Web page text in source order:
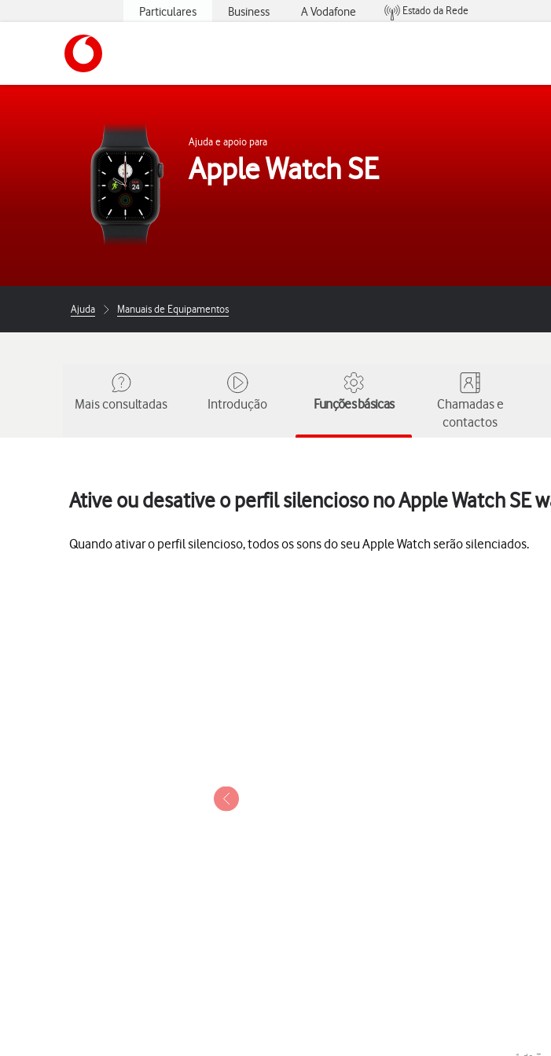
Particulares Business A Vodafone
Estado da Rede
Ajuda e apoio para
Apple Watch SE
Ajuda Manuais de Equipamentos
Mais consultadas Introdução Funções básicas
Chamadas e
contactos
Ative ou desative o perfil silencioso no Apple Watch SE
Quando ativar o perfil silencioso, todos os sons do seu Apple Watch serão silenciados.